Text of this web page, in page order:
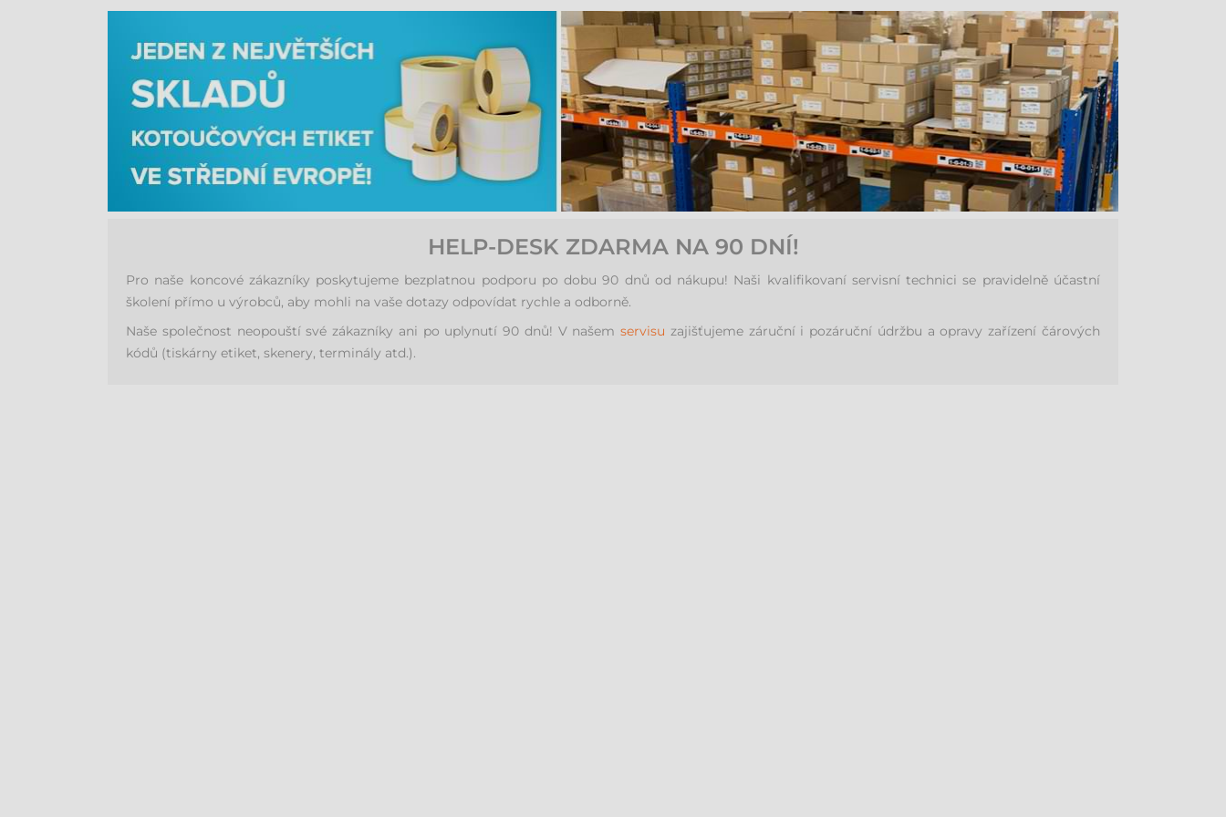
HELP-DESK ZDARMA NA 90 DNÍ!
Pro naše koncové zákazníky poskytujeme bezplatnou podporu po dobu 90 dnů od nákupu! Naši kvalifikovaní servisní technici se pravidelně účastní
školení přímo u výrobců, aby mohli na vaše dotazy odpovídat rychle a odborně.
Naše společnost neopouští své zákazníky ani po uplynutí 90 dnů! V našemservisu zajišťujeme záruční i pozáruční údržbu a opravy zařízení čárových
kódů (tiskárny etiket, skenery, terminály atd.).